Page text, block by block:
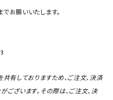
お願いいたします。
有しておりますため、ご注文、決済
ざいます。その際は、ご注文、決